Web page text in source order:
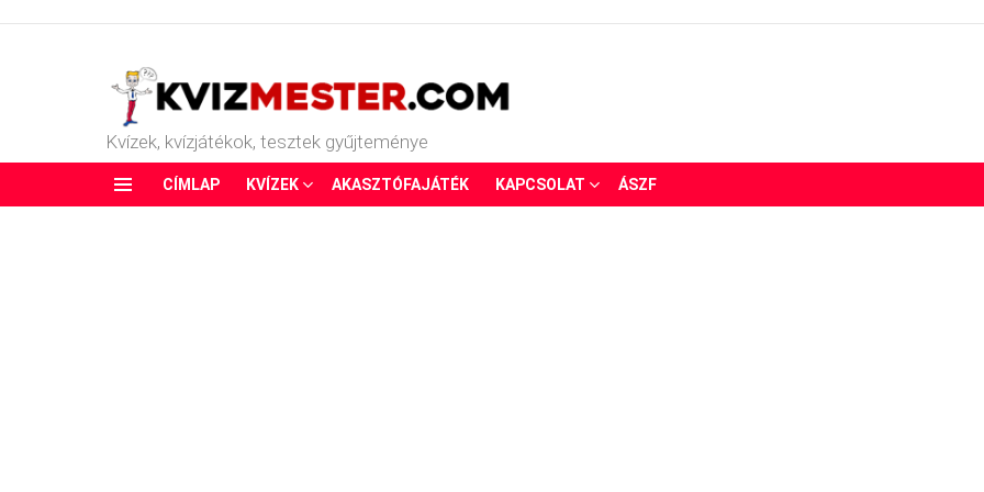
Kvízek, kvízjátékok, tesztek gyűjteménye
CÍMLAP KVÍZEK AKASZTÓFAJÁTÉK KAPCSOLAT ÁSZF